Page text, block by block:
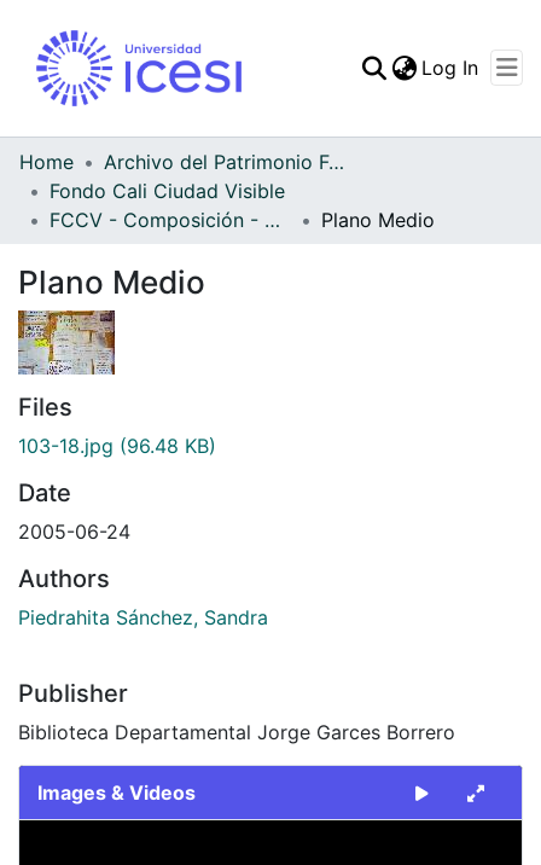
Log In
Home
Archivo del Patrimonio Fotográfico y Fílmico del Valle del Cauca
Fondo Cali Ciudad Visible
FCCV - Composición - Patrimonial
Plano Medio
Plano Medio
Files
103-18.jpg (96.48 KB)
Date
2005-06-24
Authors
Piedrahita Sánchez, Sandra
Publisher
Biblioteca Departamental Jorge Garces Borrero
Images & Videos